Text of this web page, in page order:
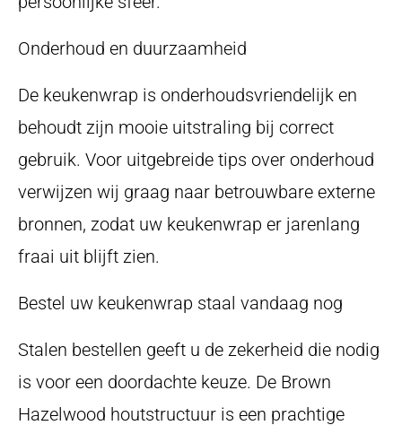
Onderhoud en duurzaamheid
De keukenwrap is onderhoudsvriendelijk en
behoudt zijn mooie uitstraling bij correct
gebruik. Voor uitgebreide tips over onderhoud
verwijzen wij graag naar betrouwbare externe
bronnen, zodat uw keukenwrap er jarenlang
fraai uit blijft zien.
Bestel uw keukenwrap staal vandaag nog
Stalen bestellen geeft u de zekerheid die nodig
is voor een doordachte keuze. De Brown
Hazelwood houtstructuur is een prachtige